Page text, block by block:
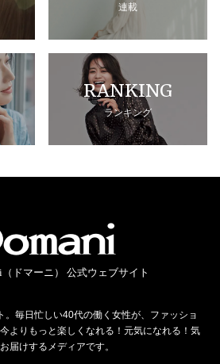
連載
RANKING
ランキング
ドマーニ） 公式ウェブサイト
毎日忙しい40代の働く女性が、ファッショ
よりもっと楽しくなれる！元気になれる！気
届けするメディアです。